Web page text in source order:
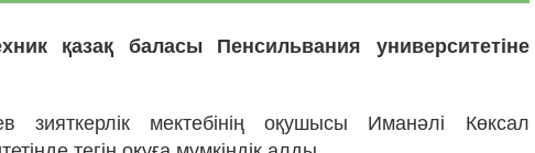
қазақ баласы Пенсильвания университетіне
зияткерлік мектебінің оқушысы Иманәлі Көксал